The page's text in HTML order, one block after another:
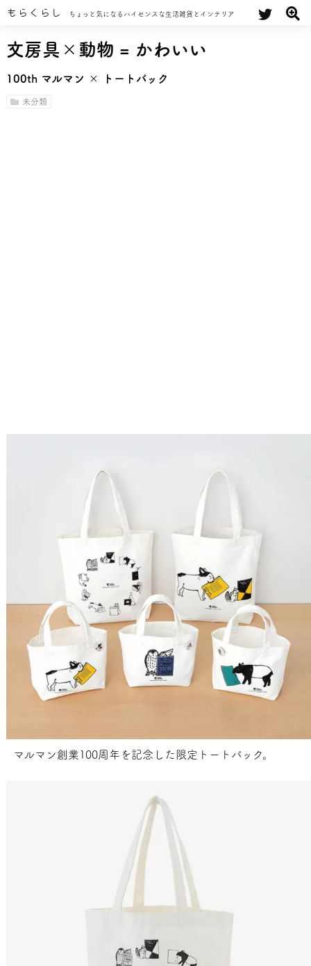
もらくらし ちょっと気になるハイセンスな生活雑貨とインテリア
文房具×動物 = かわいい
100th マルマン × トートバック
未分類
マルマン創業100周年を記念した限定トートバック。